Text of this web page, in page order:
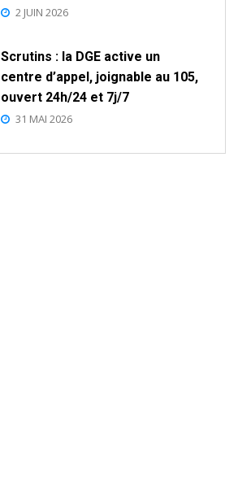
2 JUIN 2026
Scrutins : la DGE active un
centre d’appel, joignable au 105,
ouvert 24h/24 et 7j/7
31 MAI 2026